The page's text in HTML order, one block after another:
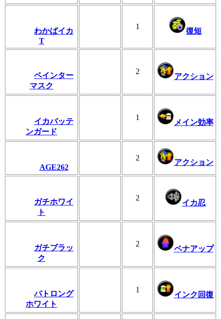
わかばイカ
T
1
復短
ペインター
マスク
2
アクション
イカバッテ
ンガード
1
メイン効率
AGE262
2
アクション
ガチホワイ
ト
2
イカ忍
ガチブラッ
ク
2
ペナアップ
バトロング
ホワイト
1
インク回復